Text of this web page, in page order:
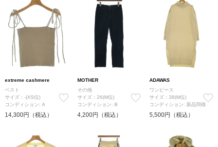
extreme cashmere
ベスト
サイズ：-(XS位)
コンディション: A
14,300円（税込）
MOTHER
その他
サイズ：26(M位)
コンディション: B
4,200円（税込）
ADAWAS
ワンピース
サイズ：38(M位)
コンディション: 新品同様
5,500円（税込）